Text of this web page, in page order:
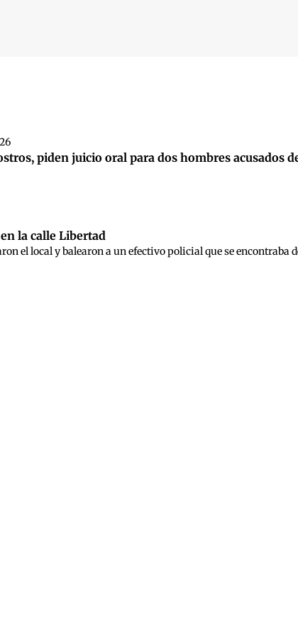
piden juicio oral para dos hombres acusados
la calle Libertad
el local y balearon a un efectivo policial que se encontraba